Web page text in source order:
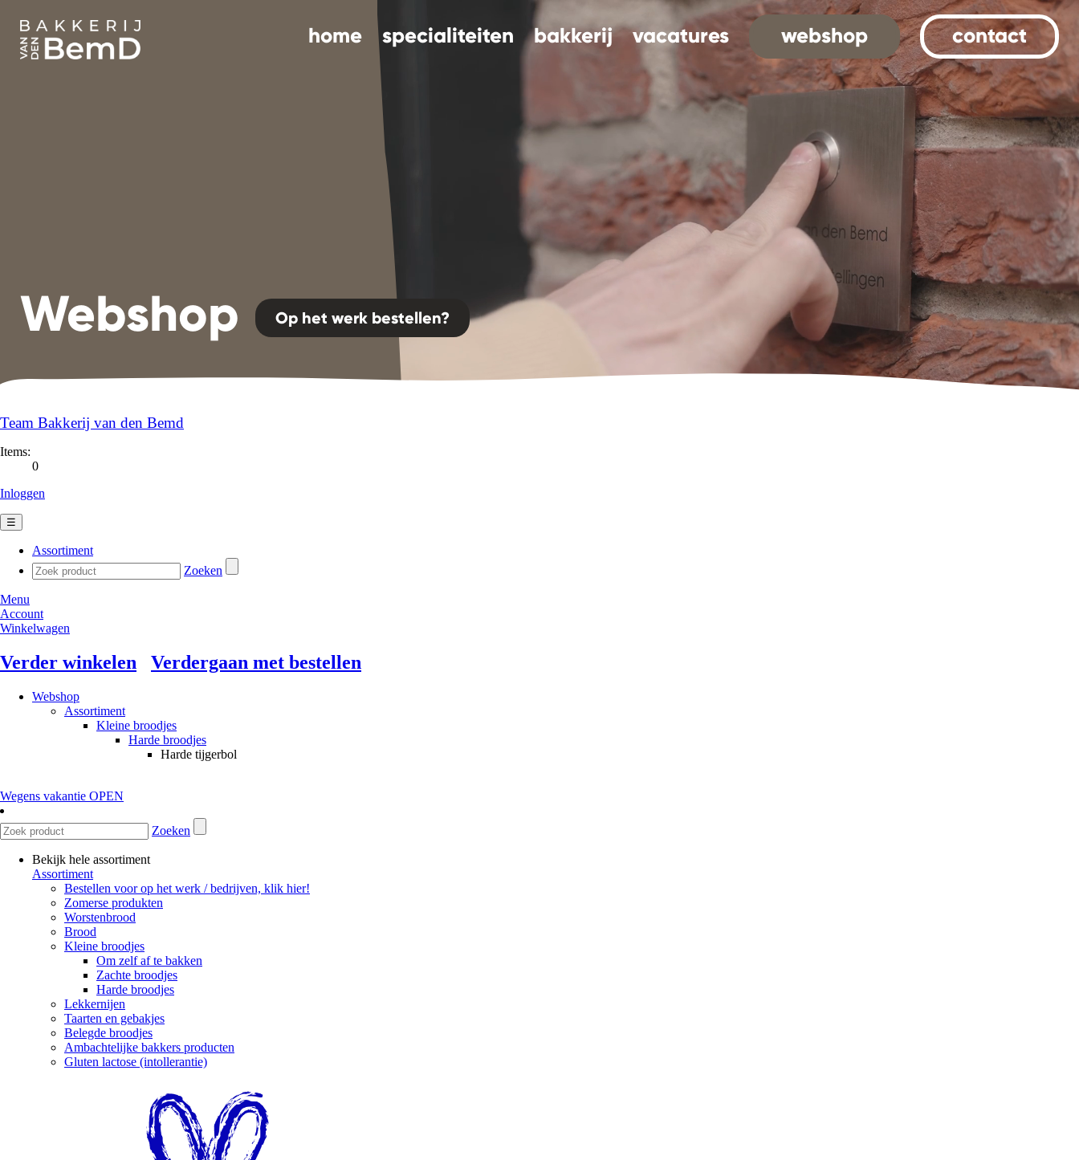
home specialiteiten bakkerij vacatures webshop contact
Webshop Op het werk bestellen?